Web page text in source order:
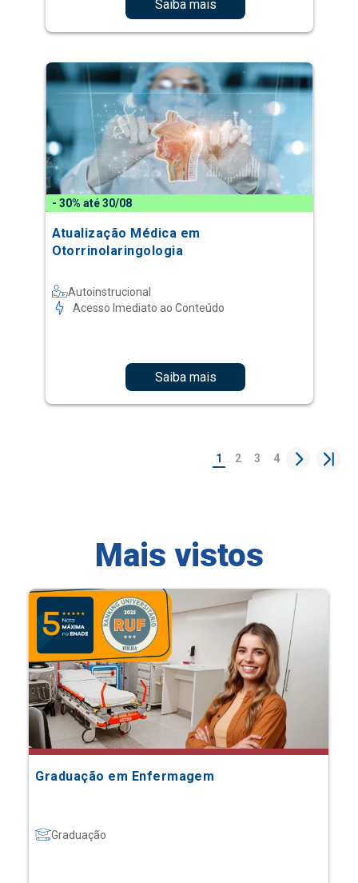
Saiba mais
- 30% até 30/08
Atualização Médica em
Otorrinolaringologia
Autoinstrucional
Acesso Imediato ao Conteúdo
Saiba mais
1 2 3 4
Mais vistos
Graduação em Enfermagem
Graduação